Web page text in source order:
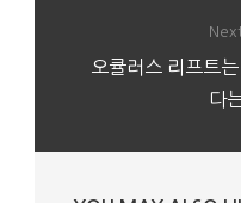
오큘러스 리프트
다